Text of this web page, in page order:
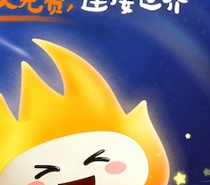
支持